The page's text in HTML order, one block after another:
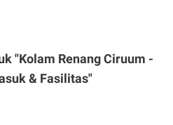
"Kolam Renang Ciruum -
& Fasilitas"